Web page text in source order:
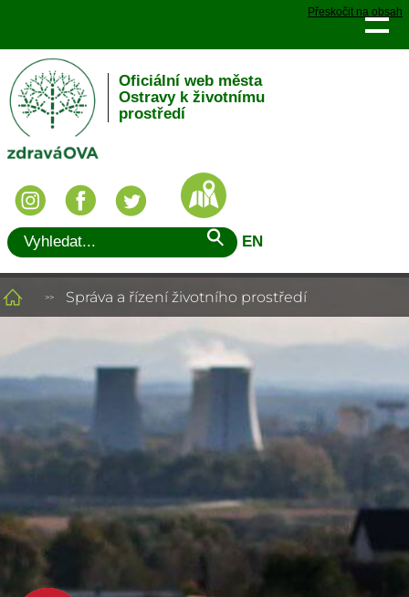
Přeskočit na obsah
Oficiální web města
Ostravy k životnímu
prostředí
EN
Správa a řízení životního prostředí